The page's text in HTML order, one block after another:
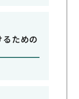
ための